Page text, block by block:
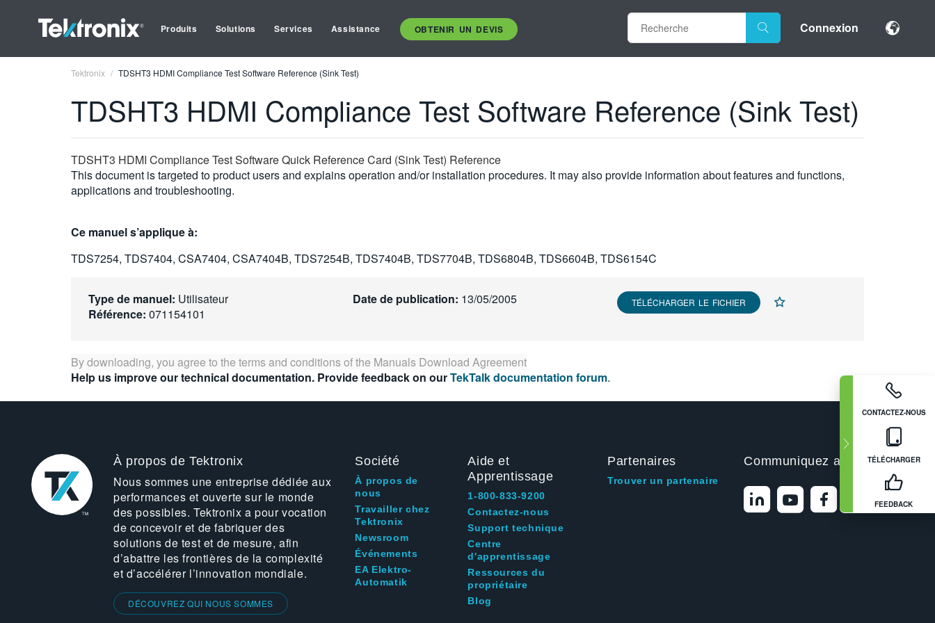
Produits Solutions Services Assistance OBTENIR UN DEVIS Connexion
CONTACTEZ-NOUS
TÉLÉCHARGER
FEEDBACK
Tektronix TDSHT3 HDMI Compliance Test Software Reference (Sink Test)
TDSHT3 HDMI Compliance Test Software Reference (Sink Test)
TDSHT3 HDMI Compliance Test Software Quick Reference Card (Sink Test) Reference
This document is targeted to product users and explains operation and/or installation procedures. It may also provide information about features and functions,
applications and troubleshooting.
Ce manuel s’applique à:
TDS7254, TDS7404, CSA7404, CSA7404B, TDS7254B, TDS7404B, TDS7704B, TDS6804B, TDS6604B, TDS6154C
Type de manuel: Utilisateur
Référence: 071154101
Date de publication: 13/05/2005 TÉLÉCHARGER LE FICHIER
By downloading, you agree to the terms and conditions of the Manuals Download Agreement
Help us improve our technical documentation. Provide feedback on ourTekTalk documentation forum.
À propos de Tektronix
Nous sommes une entreprise dédiée aux
performances et ouverte sur le monde
des possibles. Tektronix a pour vocation
de concevoir et de fabriquer des
solutions de test et de mesure, afin
d’abattre les frontières de la complexité
et d’accélérer l’innovation mondiale.
DÉCOUVREZ QUI NOUS SOMMES
Société
À propos de
nous
Travailler chez
Tektronix
Newsroom
Événements
EA Elektro-
Automatik
Aide et
Apprentissage
1-800-833-9200
Contactez-nous
Support technique
Centre
d'apprentissage
Ressources du
propriétaire
Blog
Partenaires
Trouver un partenaire
Communiquez avec nous